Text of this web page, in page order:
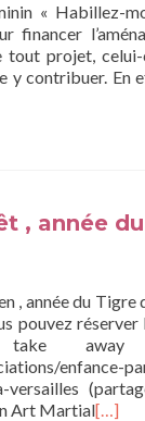
« Habillez-
financer
tout projet,
y contribuer.
, année
, année du Tigre
pouvez
away
enfance-
versailles
Art Martial[…]